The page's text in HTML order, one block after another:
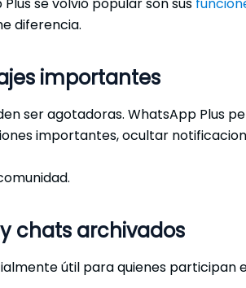
se volvió popular son sus
diferencia.
importantes
ser agotadoras. WhatsApp Plus
importantes, ocultar
chats archivados
útil para quienes participan